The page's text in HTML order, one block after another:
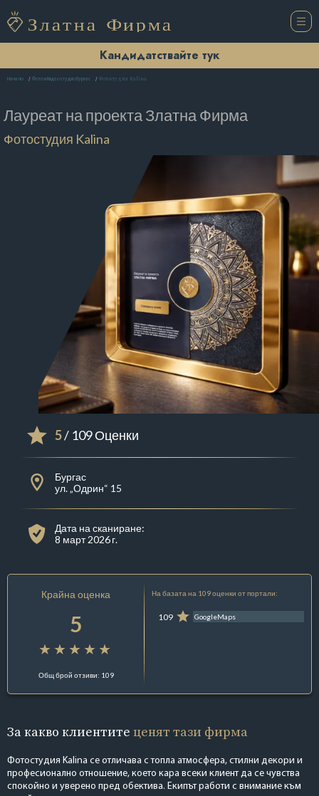
Кандидатствайте тук
Начало Фото и Видео студио Бургас Фотостудия Kalina
Лауреат на проектаЗлатна Фирма
Фотостудия Kalina
5/ 109 Оценки
Бургас
ул. „Одрин“ 15
Дата на сканиране:
8 март 2026 г.
Крайна оценка
5
Общ брой отзиви: 109
На базата на 109 оценки от портали:
109 GoogleMaps
За какво клиентите ценят тази фирма
Фотостудия Kalina се отличава с топла атмосфера, стилни декори и
професионално отношение, което кара всеки клиент да се чувства
спокойно и уверено пред обектива. Екипът работи с внимание към